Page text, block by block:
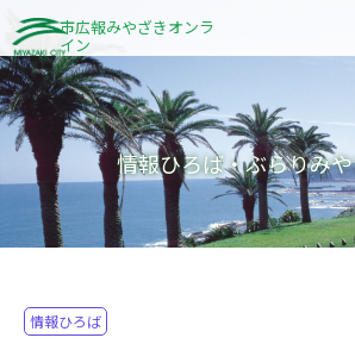
容
を
ス
キ
市広報みやざきオンラ
イン
情報ひろば・ぶらりみ
情報ひろば